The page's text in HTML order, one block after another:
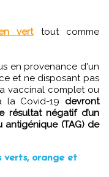
verttout comme
en provenance d'un
et ne disposant pas
vaccinal complet ou
la Covid-19 devront
résultat négatif d’un
antigénique (TAG) de
verts, orange et